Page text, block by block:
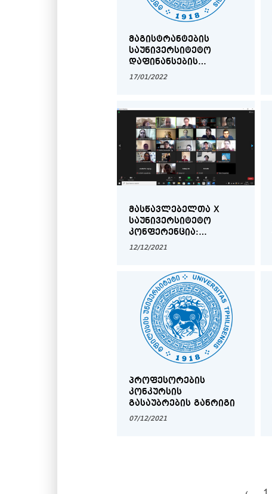
ᲛᲐᲒᲘᲡᲢᲠᲐᲜᲢᲔᲑᲘᲡ
ᲡᲐᲣᲜᲘᲕᲔᲠᲡᲘᲢᲔᲢᲝ
ᲓᲐᲤᲘᲜᲐᲜᲡᲔᲑᲘᲡ
ᲨᲔᲓᲔᲒᲔᲑᲘ
17/01/2022
ᲛᲐᲡᲬᲐᲕᲚᲔᲑᲔᲚᲗᲐ X
ᲡᲐᲣᲜᲘᲕᲔᲠᲡᲘᲢᲔᲢᲝ
ᲙᲝᲜᲤᲔᲠᲔᲜᲪᲘᲐ:
,,ᲣᲜᲘᲕᲔᲠᲡᲘᲢᲔᲢᲘ
12/12/2021
ᲞᲠᲝᲤᲔᲡᲝᲠᲔᲑᲘᲡ
ᲙᲝᲜᲙᲣᲠᲡᲘᲡ
ᲒᲐᲡᲐᲣᲑᲠᲔᲑᲘᲡ ᲒᲐᲜᲠᲘᲒᲘ
07/12/2021